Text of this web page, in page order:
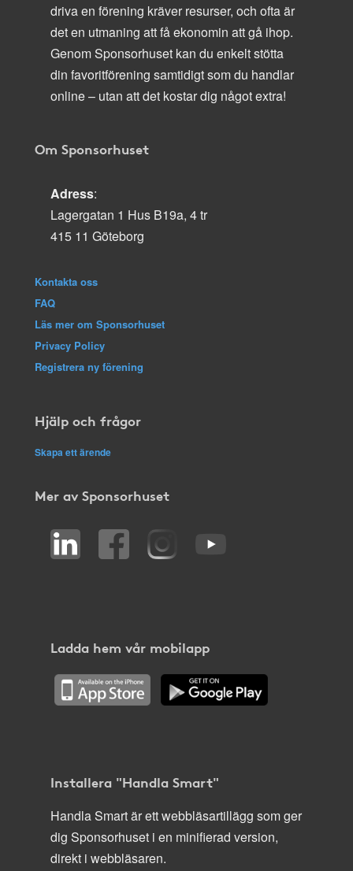
driva en förening kräver resurser, och ofta är
det en utmaning att få ekonomin att gå ihop.
Genom Sponsorhuset kan du enkelt stötta
din favoritförening samtidigt som du handlar
online – utan att det kostar dig något extra!
Om Sponsorhuset
Adress:
Lagergatan 1 Hus B19a, 4 tr
415 11 Göteborg
Kontakta oss
FAQ
Läs mer om Sponsorhuset
Privacy Policy
Registrera ny förening
Hjälp och frågor
Skapa ett ärende
Mer av Sponsorhuset
Ladda hem vår mobilapp
Installera "Handla Smart"
Handla Smart är ett webbläsartillägg som ger
dig Sponsorhuset i en minifierad version,
direkt i webbläsaren.